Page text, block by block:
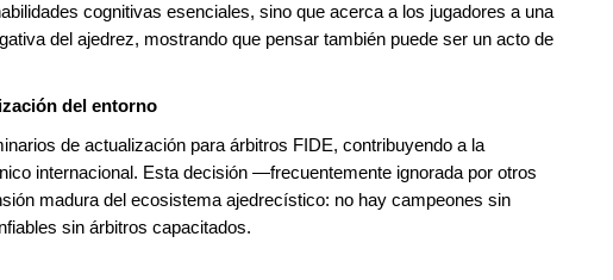
cognitivas esenciales, sino que acerca a los jugadores a una
del ajedrez, mostrando que pensar también puede ser un acto de
del entorno
de actualización para árbitros FIDE, contribuyendo a la
internacional. Esta decisión —frecuentemente ignorada por otros
madura del ecosistema ajedrecístico: no hay campeones sin
sin árbitros capacitados.